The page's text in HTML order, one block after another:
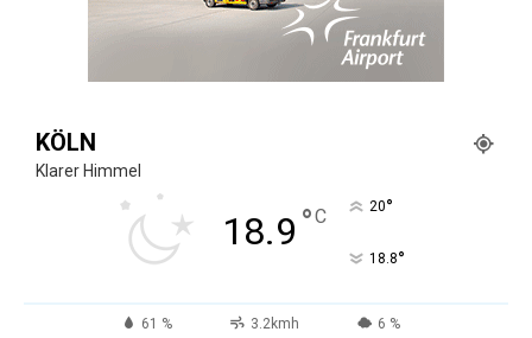
KÖLN
Klarer Himmel
18.9 °C 20°
18.8°
61 % 3.2kmh 6 %